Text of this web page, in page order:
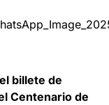
billete de
Centenario de